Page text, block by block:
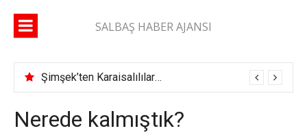
SALBAŞ HABER AJANSI
Şimşek’ten Karaisalılılara çağrı: “Yüzde 10’unuz gelse daha çok çok hizmet alırız”
Nerede kalmıştık?